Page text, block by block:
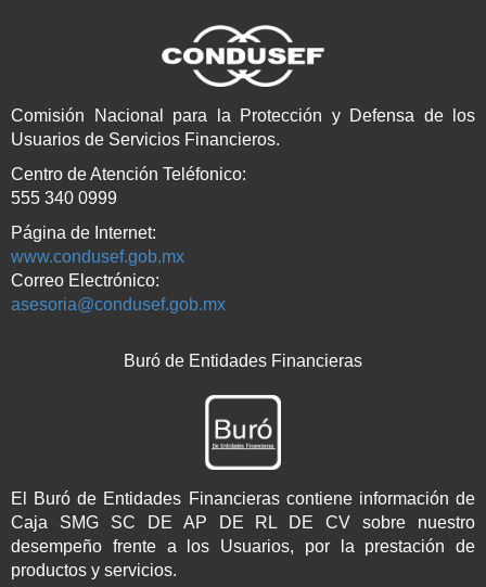
Comisión Nacional para la Protección y Defensa de los
Usuarios de Servicios Financieros.
Centro de Atención Teléfonico:
555 340 0999
Página de Internet:
www.condusef.gob.mx
Correo Electrónico:
asesoria@condusef.gob.mx
Buró de Entidades Financieras
El Buró de Entidades Financieras contiene información de
Caja SMG SC DE AP DE RL DE CV sobre nuestro
desempeño frente a los Usuarios, por la prestación de
productos y servicios.